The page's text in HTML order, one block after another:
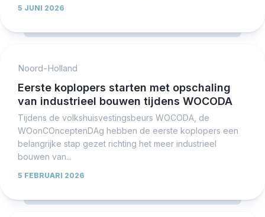
5 JUNI 2026
Noord-Holland
Eerste koplopers starten met opschaling
van industrieel bouwen tijdens WOCODA
Tijdens de volkshuisvestingsbeurs WOCODA, de
WOonCOnceptenDAg hebben de eerste koplopers een
belangrijke stap gezet richting het meer industrieel
bouwen van...
5 FEBRUARI 2026